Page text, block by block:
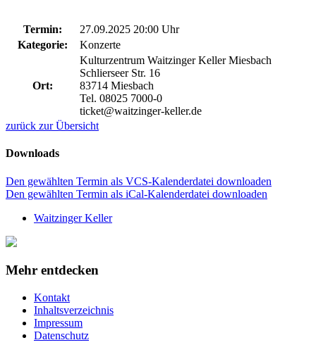
Termin:
27.09.2025 20:00 Uhr
Kategorie:
Konzerte
Ort:
Kulturzentrum Waitzinger Keller Miesbach
Schlierseer Str. 16
83714 Miesbach
Tel. 08025 7000-0
ticket@waitzinger-keller.de
zurück zur Übersicht
Downloads
Den gewählten Termin als VCS-Kalenderdatei downloaden
Den gewählten Termin als iCal-Kalenderdatei downloaden
Waitzinger Keller
Mehr entdecken
Kontakt
Inhaltsverzeichnis
Impressum
Datenschutz